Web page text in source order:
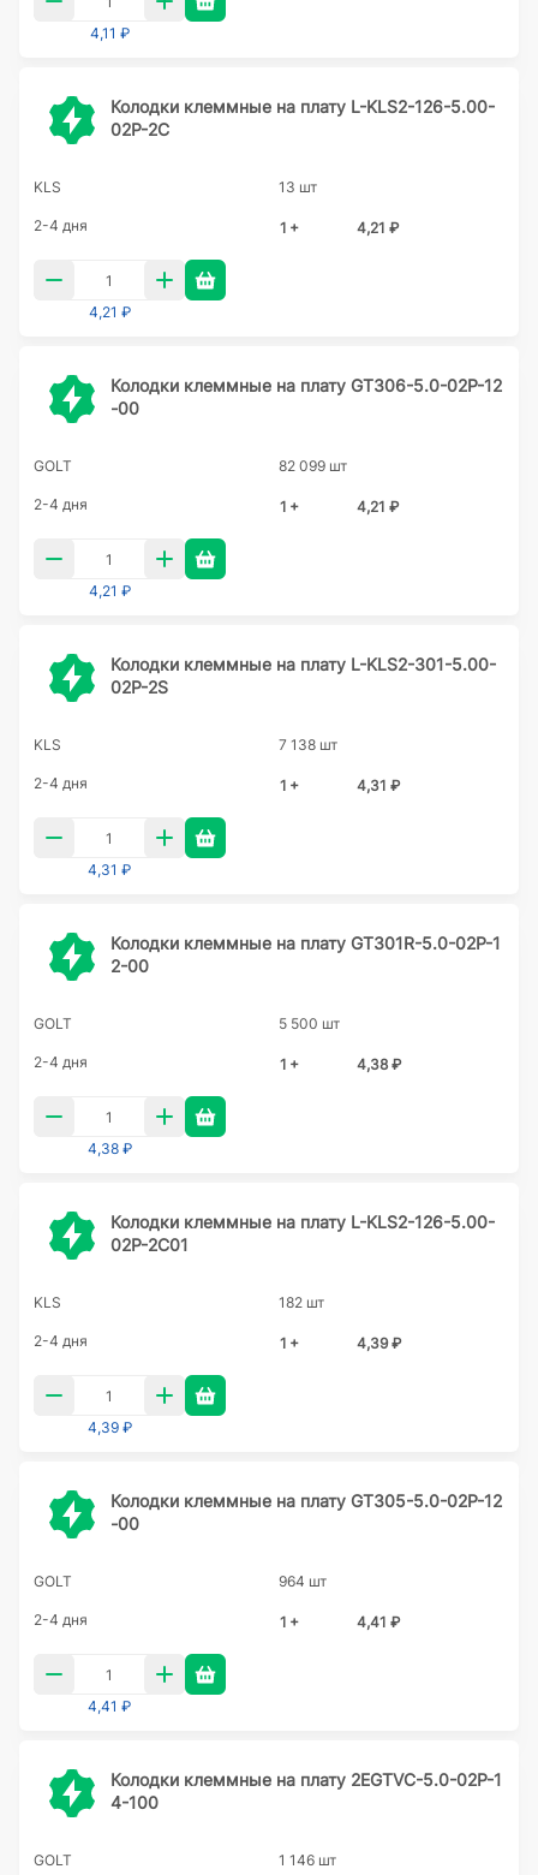
4,11 ₽
Колодки клеммные на плату L-KLS2-126-5.00-
02P-2C
KLS 13 шт
2-4 дня 1 + 4,21 ₽
4,21 ₽
Колодки клеммные на плату GT306-5.0-02P-12
-00
GOLT 82 099 шт
2-4 дня 1 + 4,21 ₽
4,21 ₽
Колодки клеммные на плату L-KLS2-301-5.00-
02P-2S
KLS 7 138 шт
2-4 дня 1 + 4,31 ₽
4,31 ₽
Колодки клеммные на плату GT301R-5.0-02P-1
2-00
GOLT 5 500 шт
2-4 дня 1 + 4,38 ₽
4,38 ₽
Колодки клеммные на плату L-KLS2-126-5.00-
02P-2C01
KLS 182 шт
2-4 дня 1 + 4,39 ₽
4,39 ₽
Колодки клеммные на плату GT305-5.0-02P-12
-00
GOLT 964 шт
2-4 дня 1 + 4,41 ₽
4,41 ₽
Колодки клеммные на плату 2EGTVC-5.0-02P-1
4-100
GOLT 1 146 шт